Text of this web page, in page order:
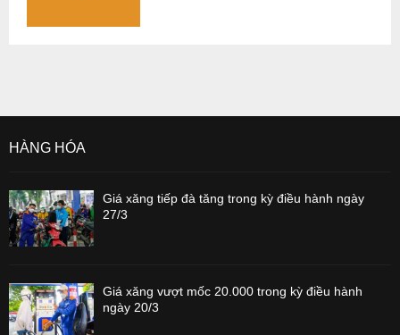
HÀNG HÓA
Giá xăng tiếp đà tăng trong kỳ điều hành ngày
27/3
Giá xăng vượt mốc 20.000 trong kỳ điều hành
ngày 20/3